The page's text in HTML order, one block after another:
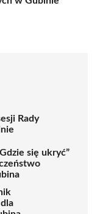
Rady
się ukryć”